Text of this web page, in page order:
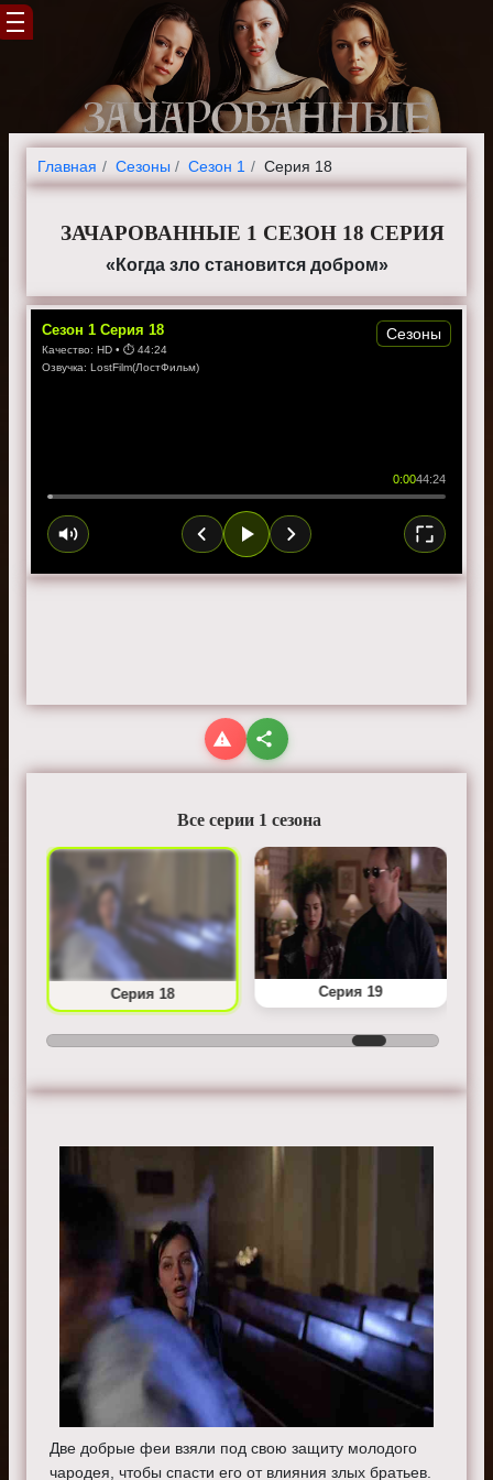
Главная Cезоны Сезон 1 Серия 18
ЗАЧАРОВАННЫЕ 1 СЕЗОН 18 СЕРИЯ
«Когда зло становится добром»
Сезон 1 Серия 18
Качество: HD • ⏱ 44:24
Озвучка: LostFilm(ЛостФильм)
0:0044:24
Сезоны
Все серии 1 сезона
Серия 18 Серия 19
Две добрые феи взяли под свою защиту молодого
чародея, чтобы спасти его от влияния злых братьев.